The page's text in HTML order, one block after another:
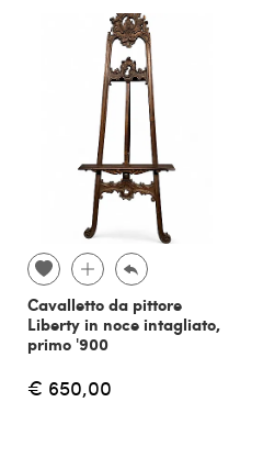
Cavalletto da pittore
Liberty in noce intagliato,
primo '900
€ 650,00